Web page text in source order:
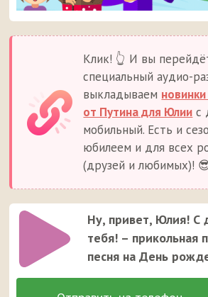
Клик! 👆 И вы
специальный аудио-
выкладываем
от Путина для Юлии с
мобильный. Есть и
юбилеем и для всех
(друзей и любимых)!
Ну, привет, Юлия! С
тебя! – прикольная
песня на День